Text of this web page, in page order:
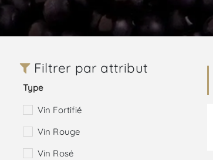
Filtrer par attribut
Type
Vin Fortifié
Vin Rouge
Vin Rosé